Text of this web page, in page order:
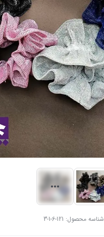
شناسه محصول: 121-6-1-3